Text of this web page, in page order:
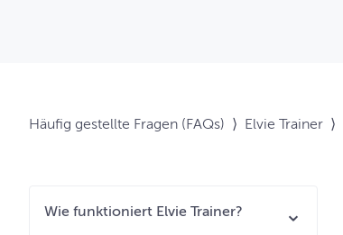
Häufig gestellte Fragen (FAQs) ⟩ Elvie Trainer ⟩
Wie funktioniert Elvie Trainer?